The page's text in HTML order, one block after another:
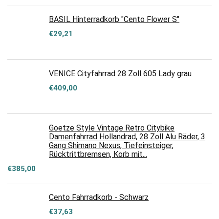
BASIL Hinterradkorb "Cento Flower S"
€29,21
VENICE Cityfahrrad 28 Zoll 605 Lady grau
€409,00
Goetze Style Vintage Retro Citybike
Damenfahrrad Hollandrad, 28 Zoll Alu Räder, 3
Gang Shimano Nexus, Tiefeinsteiger,
Rücktrittbremsen, Korb mit...
€385,00
Cento Fahrradkorb - Schwarz
€37,63